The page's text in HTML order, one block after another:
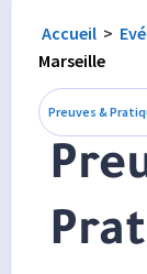
Accueil >
Marseille
Preuves &